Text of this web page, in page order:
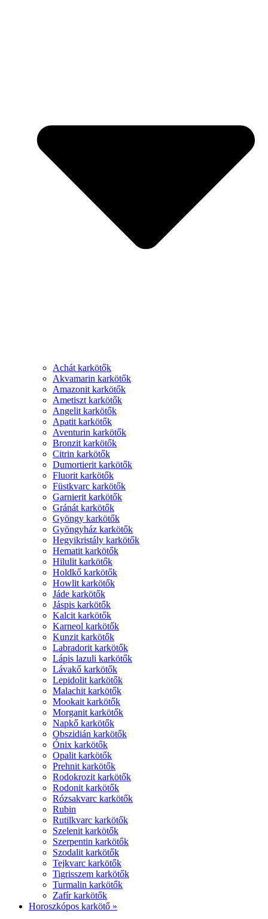
Achát karkötők
Akvamarin karkötők
Amazonit karkötők
Ametiszt karkötők
Angelit karkötők
Apatit karkötők
Aventurin karkötők
Bronzit karkötők
Citrin karkötők
Dumortierit karkötők
Fluorit karkötők
Füstkvarc karkötők
Garnierit karkötők
Gránát karkötők
Gyöngy karkötők
Gyöngyház karkötők
Hegyikristály karkötők
Hematit karkötők
Hilulit karkötők
Holdkő karkötők
Howlit karkötők
Jáde karkötők
Jáspis karkötők
Kalcit karkötők
Karneol karkötők
Kunzit karkötők
Labradorit karkötők
Lápis lazuli karkötők
Lávakő karkötők
Lepidolit karkötők
Malachit karkötők
Mookait karkötők
Morganit karkötők
Napkő karkötők
Obszidián karkötők
Ónix karkötők
Opalit karkötők
Prehnit karkötők
Rodokrozit karkötők
Rodonit karkötők
Rózsakvarc karkötők
Rubin
Rutilkvarc karkötők
Szelenit karkötők
Szerpentin karkötők
Szodalit karkötők
Tejkvarc karkötők
Tigrisszem karkötők
Turmalin karkötők
Zafír karkötők
Horoszkópos karkötő »